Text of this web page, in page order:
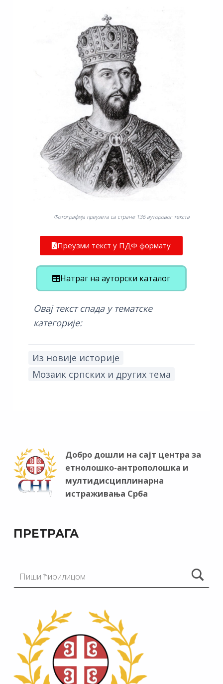
Фотографија преузета са стране 136 ауторовог текста
Преузми текст у ПДФ формату
Натраг на ауторски каталог
Овај текст спада у тематске
категорије:
Из новије историје
Мозаик српских и других тема
Добро дошли на сајт центра за
етнолошко-антрополошка и
мултидисциплинарна
истраживања Срба
ПРЕТРАГА